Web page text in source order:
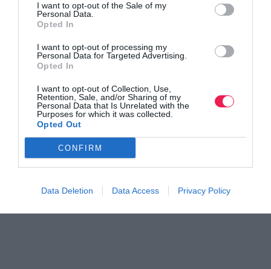
I want to opt-out of the Sale of my
Personal Data.
Opted In
I want to opt-out of processing my
Personal Data for Targeted Advertising.
Opted In
I want to opt-out of Collection, Use,
Retention, Sale, and/or Sharing of my
Personal Data that Is Unrelated with the
Purposes for which it was collected.
Opted Out
CONFIRM
Data Deletion Data Access Privacy Policy